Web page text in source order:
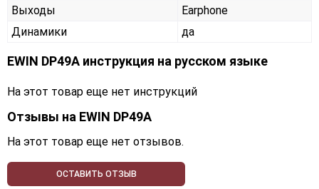
Выходы
Earphone
Динамики
да
EWIN DP49A инструкция на русском языке
На этот товар еще нет инструкций
Отзывы на EWIN DP49A
На этот товар еще нет отзывов.
ОСТАВИТЬ ОТЗЫВ